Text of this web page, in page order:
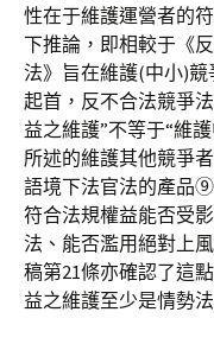
性在于維護運營者的
下推論，即相較于《
法》旨在維護(中小)競
起首，反不合法競爭
益之維護”不等于“維
所述的維護其他競爭
語境下法官法的產品
符合法規權益能否受
法、能否濫用絕對上
稿第21條亦確認了這
益之維護至少是情勢法